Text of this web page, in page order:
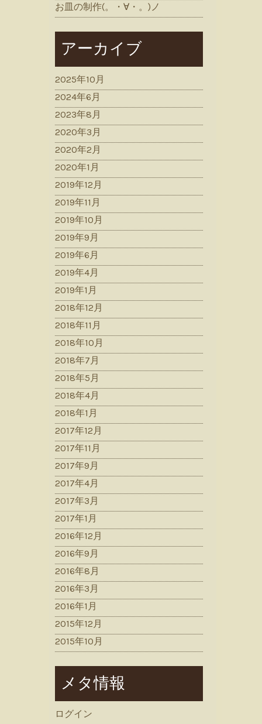
お皿の制作(。・∀・。)ノ
アーカイブ
2025年10月
2024年6月
2023年8月
2020年3月
2020年2月
2020年1月
2019年12月
2019年11月
2019年10月
2019年9月
2019年6月
2019年4月
2019年1月
2018年12月
2018年11月
2018年10月
2018年7月
2018年5月
2018年4月
2018年1月
2017年12月
2017年11月
2017年9月
2017年4月
2017年3月
2017年1月
2016年12月
2016年9月
2016年8月
2016年3月
2016年1月
2015年12月
2015年10月
メタ情報
ログイン